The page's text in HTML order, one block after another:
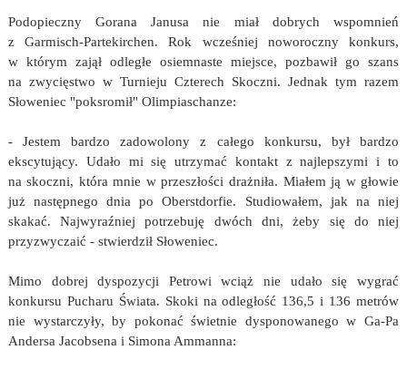
Podopieczny Gorana Janusa nie miał dobrych wspomnień
z Garmisch-Partekirchen. Rok wcześniej noworoczny konkurs,
w którym zajął odległe osiemnaste miejsce, pozbawił go szans
na zwycięstwo w Turnieju Czterech Skoczni. Jednak tym razem
Słoweniec "poksromił" Olimpiaschanze:
- Jestem bardzo zadowolony z całego konkursu, był bardzo
ekscytujący. Udało mi się utrzymać kontakt z najlepszymi i to
na skoczni, która mnie w przeszłości drażniła. Miałem ją w głowie
już następnego dnia po Oberstdorfie. Studiowałem, jak na niej
skakać. Najwyraźniej potrzebuję dwóch dni, żeby się do niej
przyzwyczaić - stwierdził Słoweniec.
Mimo dobrej dyspozycji Petrowi wciąż nie udało się wygrać
konkursu Pucharu Świata. Skoki na odległość 136,5 i 136 metrów
nie wystarczyły, by pokonać świetnie dysponowanego w Ga-Pa
Andersa Jacobsena i Simona Ammanna: